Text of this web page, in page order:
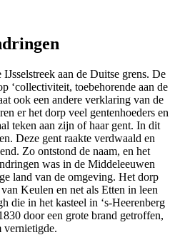
aan de Duitse grens. De
‘collectiviteit, toebehorende aan de
ook een andere verklaring van de
er het dorp veel gentenhoeders en
teken aan zijn of haar gent. In dit
Deze gent raakte verdwaald en
Zo ontstond de naam, en het
was in de Middeleeuwen
land van de omgeving. Het dorp
Keulen en net als Etten in leen
die in het kasteel in ‘s-Heerenberg
door een grote brand getroffen,
vernietigde.